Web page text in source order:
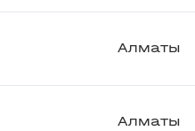
Алматы
Алматы